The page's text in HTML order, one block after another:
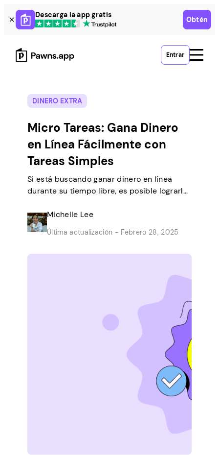
Skip
to
content
Descarga la app gratis
Obtén
Entrar
DINERO EXTRA
Micro Tareas: Gana Dinero
en Línea Fácilmente con
Tareas Simples
Si está buscando ganar dinero en línea
durante su tiempo libre, es posible lograrlo
muchas personas como usted que
convierten los trabajos rápidos de la
comodidad de su hogar en un ingreso
Michelle Lee
Última actualización - Febrero 28, 2025